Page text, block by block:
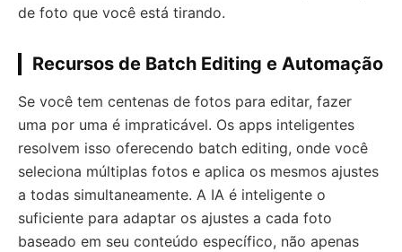
de foto que você está tirando.
Recursos de Batch Editing e Automação
Se você tem centenas de fotos para editar, fazer
uma por uma é impraticável. Os apps inteligentes
resolvem isso oferecendo batch editing, onde você
seleciona múltiplas fotos e aplica os mesmos ajustes
a todas simultaneamente. A IA é inteligente o
suficiente para adaptar os ajustes a cada foto
baseado em seu conteúdo específico, não apenas